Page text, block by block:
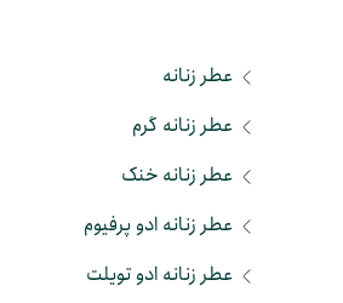
عطر زنانه
عطر زنانه گرم
عطر زنانه خنک
عطر زنانه ادو پرفیوم
عطر زنانه ادو تویلت